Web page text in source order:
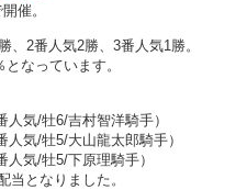
催。
、2番人気2勝、3番人気1勝。
なっています。
牡6/吉村智洋騎手）
気/牡5/大山龍太郎騎手）
5/下原理騎手）
当となりました。